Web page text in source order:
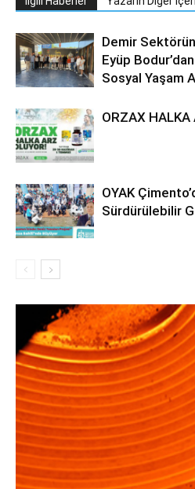
Demir
Eyüp
Sosyal Yaşam
ORZAX HALKA
OYAK
Sürdürülebilir